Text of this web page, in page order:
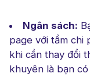
Ngân sách:
page với tầm chi
khi cần thay đổi
khuyên là bạn